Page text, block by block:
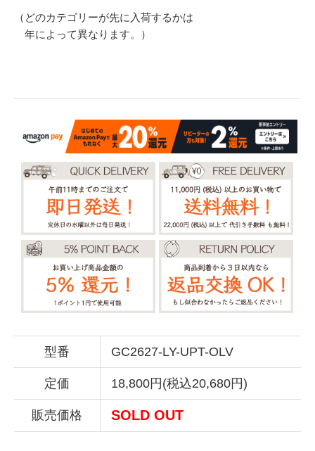
（どのカテゴリーが先に入荷するかは
年によって異なります。）
型番 GC2627-LY-UPT-OLV
定価 18,800円(税込20,680円)
販売価格 SOLD OUT